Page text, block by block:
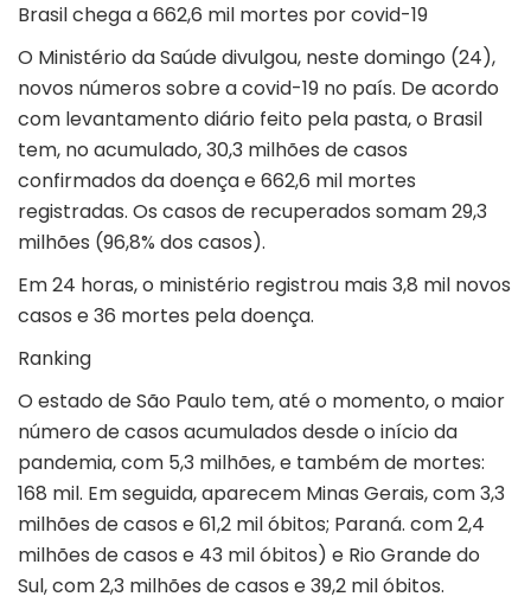
Brasil chega a 662,6 mil mortes por covid-19
O Ministério da Saúde divulgou, neste domingo (24),
novos números sobre a covid-19 no país. De acordo
com levantamento diário feito pela pasta, o Brasil
tem, no acumulado, 30,3 milhões de casos
confirmados da doença e 662,6 mil mortes
registradas. Os casos de recuperados somam 29,3
milhões (96,8% dos casos).
Em 24 horas, o ministério registrou mais 3,8 mil novos
casos e 36 mortes pela doença.
Ranking
O estado de São Paulo tem, até o momento, o maior
número de casos acumulados desde o início da
pandemia, com 5,3 milhões, e também de mortes:
168 mil. Em seguida, aparecem Minas Gerais, com 3,3
milhões de casos e 61,2 mil óbitos; Paraná. com 2,4
milhões de casos e 43 mil óbitos) e Rio Grande do
Sul, com 2,3 milhões de casos e 39,2 mil óbitos.